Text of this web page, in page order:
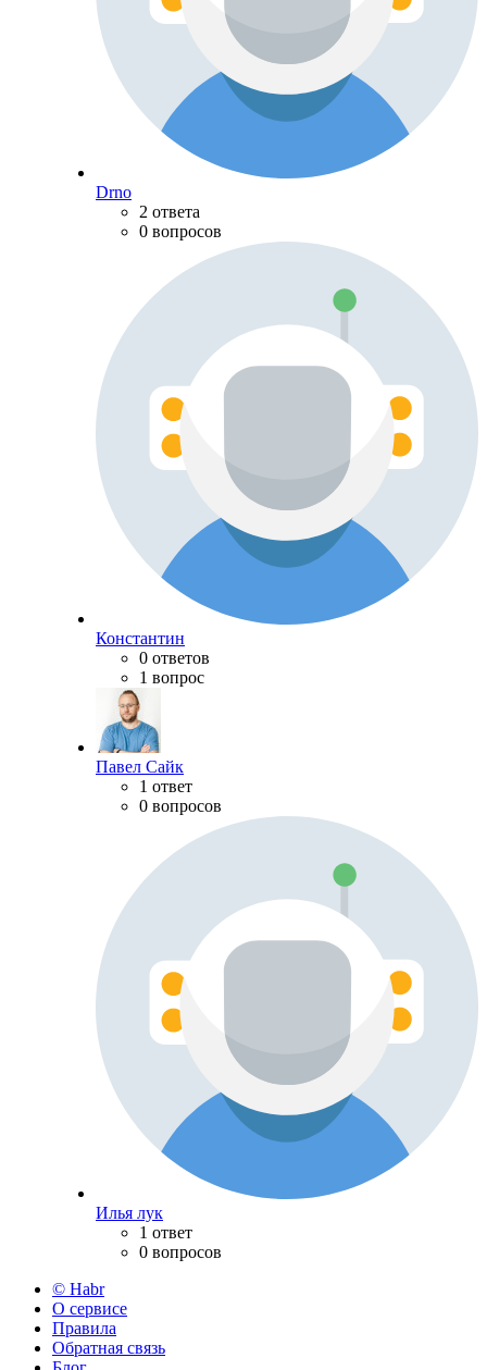
Drno
2 ответа
0 вопросов
Константин
0 ответов
1 вопрос
Павел Сайк
1 ответ
0 вопросов
Илья лук
1 ответ
0 вопросов
© Habr
О сервисе
Правила
Обратная связь